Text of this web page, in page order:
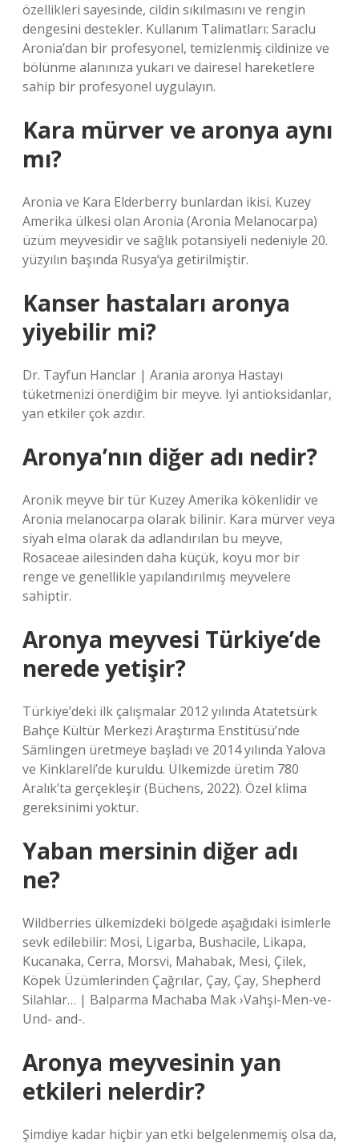
özellikleri sayesinde, cildin sıkılmasını ve rengin
dengesini destekler. Kullanım Talimatları: Saraclu
Aronia’dan bir profesyonel, temizlenmiş cildinize ve
bölünme alanınıza yukarı ve dairesel hareketlere
sahip bir profesyonel uygulayın.
Kara mürver ve aronya aynı
mı?
Aronia ve Kara Elderberry bunlardan ikisi. Kuzey
Amerika ülkesi olan Aronia (Aronia Melanocarpa)
üzüm meyvesidir ve sağlık potansiyeli nedeniyle 20.
yüzyılın başında Rusya’ya getirilmiştir.
Kanser hastaları aronya
yiyebilir mi?
Dr. Tayfun Hanclar | Arania aronya Hastayı
tüketmenizi önerdiğim bir meyve. Iyi antioksidanlar,
yan etkiler çok azdır.
Aronya’nın diğer adı nedir?
Aronik meyve bir tür Kuzey Amerika kökenlidir ve
Aronia melanocarpa olarak bilinir. Kara mürver veya
siyah elma olarak da adlandırılan bu meyve,
Rosaceae ailesinden daha küçük, koyu mor bir
renge ve genellikle yapılandırılmış meyvelere
sahiptir.
Aronya meyvesi Türkiye’de
nerede yetişir?
Türkiye’deki ilk çalışmalar 2012 yılında Atatetsürk
Bahçe Kültür Merkezi Araştırma Enstitüsü’nde
Sämlingen üretmeye başladı ve 2014 yılında Yalova
ve Kinklareli’de kuruldu. Ülkemizde üretim 780
Aralık’ta gerçekleşir (Büchens, 2022). Özel klima
gereksinimi yoktur.
Yaban mersinin diğer adı
ne?
Wildberries ülkemizdeki bölgede aşağıdaki isimlerle
sevk edilebilir: Mosi, Ligarba, Bushacile, Likapa,
Kucanaka, Cerra, Morsvi, Mahabak, Mesi, Çilek,
Köpek Üzümlerinden Çağrılar, Çay, Çay, Shepherd
Silahlar… | Balparma Machaba Mak ›Vahşi-Men-ve-
Und- and-.
Aronya meyvesinin yan
etkileri nelerdir?
Şimdiye kadar hiçbir yan etki belgelenmemiş olsa da,